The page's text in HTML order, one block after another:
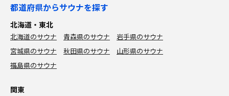
都道府県からサウナを探す
北海道・東北
北海道のサウナ 青森県のサウナ
岩手県のサウナ
宮城県のサウナ
秋田県のサウナ
山形県のサウナ
福島県のサウナ
関東